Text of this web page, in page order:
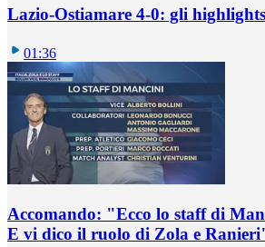
Lazio-Ostiamare 4-0: gli
01:36
Accomando: "Ecco lo staff di
E vi dico il ruolo di Zola e